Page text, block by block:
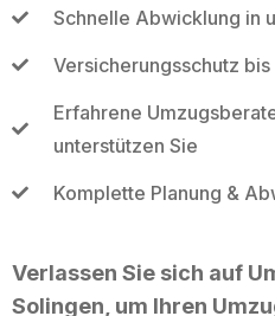
Schnelle Abwicklung in
Versicherungsschutz
Erfahrene
unterstützen Sie
Komplette Planung &
Verlassen Sie sich auf
Solingen, um Ihren